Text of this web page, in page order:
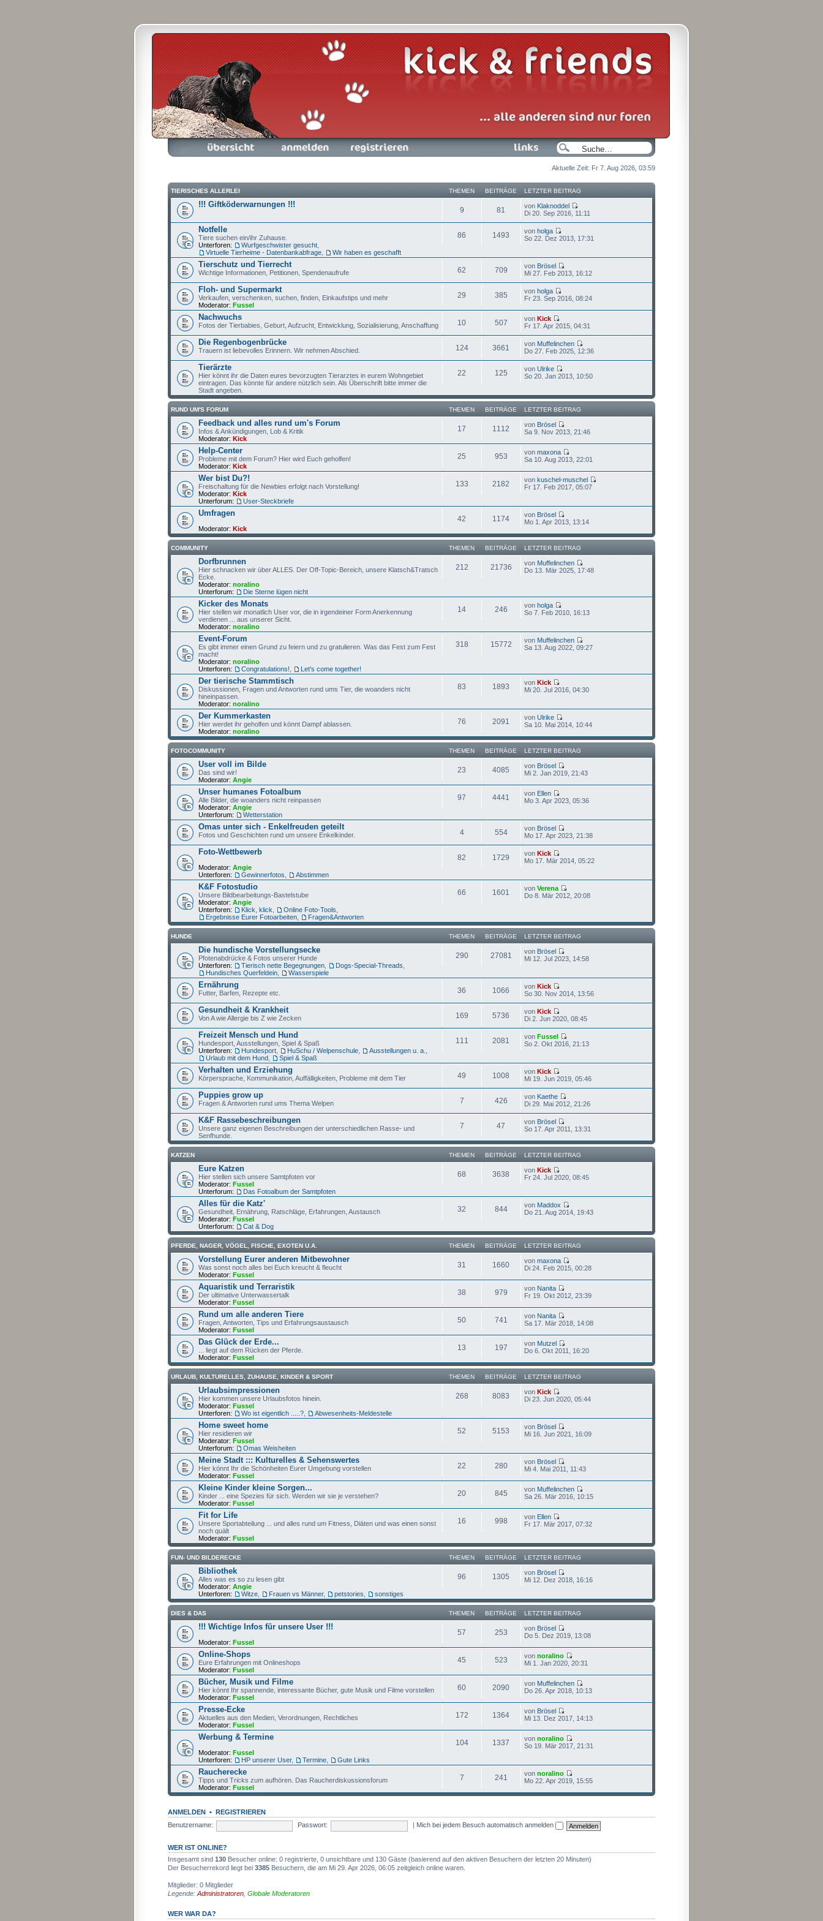
Foren-Übersicht Anmelden Registrieren Links
Aktuelle Zeit: Fr 7. Aug 2026, 03:59
TIERISCHES ALLERLEI THEMEN BEITRÄGE LETZTER BEITRAG
!!! Giftköderwarnungen !!!
9 81 von Klaknoddel
Di 20. Sep 2016, 11:11
Notfelle
Tiere suchen ein/ihr Zuhause.
Unterforen:
Wurfgeschwister gesucht
Virtuelle Tierheime - Datenbankabfrage
Wir haben es geschafft
86 1493 von holga
So 22. Dez 2013, 17:31
Tierschutz und Tierrecht
Wichtige Informationen, Petitionen, Spendenaufrufe 62 709 von Brösel
Mi 27. Feb 2013, 16:12
Floh- und Supermarkt
Verkaufen, verschenken, suchen, finden, Einkaufstips und mehr
Moderator: Fussel
29 385 von holga
Fr 23. Sep 2016, 08:24
Nachwuchs
Fotos der Tierbabies, Geburt, Aufzucht, Entwicklung, Sozialisierung, Anschaffung 10 507 von Kick
Fr 17. Apr 2015, 04:31
Die Regenbogenbrücke
Trauern ist liebevolles Erinnern. Wir nehmen Abschied. 124 3661 von Muffelinchen
Do 27. Feb 2025, 12:36
Tierärzte
Hier könnt ihr die Daten eures bevorzugten Tierarztes in eurem Wohngebiet
eintragen. Das könnte für andere nützlich sein. Als Überschrift bitte immer die
Stadt angeben.
22 125 von Ulrike
So 20. Jan 2013, 10:50
RUND UM'S FORUM THEMEN BEITRÄGE LETZTER BEITRAG
Feedback und alles rund um's Forum
Infos & Ankündigungen, Lob & Kritik
Moderator: Kick
17 1112 von Brösel
Sa 9. Nov 2013, 21:46
Help-Center
Probleme mit dem Forum? Hier wird Euch geholfen!
Moderator: Kick
25 953 von maxona
Sa 10. Aug 2013, 22:01
Wer bist Du?!
Freischaltung für die Newbies erfolgt nach Vorstellung!
Moderator: Kick
Unterforum:
User-Steckbriefe
133 2182 von kuschel-muschel
Fr 17. Feb 2017, 05:07
Umfragen
Moderator: Kick
42 1174 von Brösel
Mo 1. Apr 2013, 13:14
COMMUNITY THEMEN BEITRÄGE LETZTER BEITRAG
Dorfbrunnen
Hier schnacken wir über ALLES. Der Off-Topic-Bereich, unsere Klatsch&Tratsch
Ecke.
Moderator: noralino
Unterforum:
Die Sterne lügen nicht
212 21736 von Muffelinchen
Do 13. Mär 2025, 17:48
Kicker des Monats
Hier stellen wir monatlich User vor, die in irgendeiner Form Anerkennung
verdienen ... aus unserer Sicht.
Moderator: noralino
14 246 von holga
So 7. Feb 2010, 16:13
Event-Forum
Es gibt immer einen Grund zu feiern und zu gratulieren. Was das Fest zum Fest
macht!
Moderator: noralino
Unterforen:
Congratulations! Let's come together!
318 15772 von Muffelinchen
Sa 13. Aug 2022, 09:27
Der tierische Stammtisch
Diskussionen, Fragen und Antworten rund ums Tier, die woanders nicht
hineinpassen.
Moderator: noralino
83 1893 von Kick
Mi 20. Jul 2016, 04:30
Der Kummerkasten
Hier werdet ihr geholfen und könnt Dampf ablassen.
Moderator: noralino
76 2091 von Ulrike
Sa 10. Mai 2014, 10:44
FOTOCOMMUNITY THEMEN BEITRÄGE LETZTER BEITRAG
User voll im Bilde
Das sind wir!
Moderator: Angie
23 4085 von Brösel
Mi 2. Jan 2019, 21:43
Unser humanes Fotoalbum
Alle Bilder, die woanders nicht reinpassen
Moderator: Angie
Unterforum:
Wetterstation
97 4441 von Ellen
Mo 3. Apr 2023, 05:36
Omas unter sich - Enkelfreuden geteilt
Fotos und Geschichten rund um unsere Enkelkinder. 4 554 von Brösel
Mo 17. Apr 2023, 21:38
Foto-Wettbewerb
Moderator: Angie
Unterforen:
Gewinnerfotos Abstimmen
82 1729 von Kick
Mo 17. Mär 2014, 05:22
K&F Fotostudio
Unsere Bildbearbeitungs-Bastelstube
Moderator: Angie
Unterforen:
Klick, klick Online Foto-Tools
Ergebnisse Eurer Fotoarbeiten
Fragen&Antworten
66 1601 von Verena
Do 8. Mär 2012, 20:08
HUNDE THEMEN BEITRÄGE LETZTER BEITRAG
Die hundische Vorstellungsecke
Pfotenabdrücke & Fotos unserer Hunde
Unterforen:
Tierisch nette Begegnungen Dogs-Special-Threads
Hundisches Querfeldein
Wasserspiele
290 27081 von Brösel
Mi 12. Jul 2023, 14:58
Ernährung
Futter, Barfen, Rezepte etc. 36 1066 von Kick
So 30. Nov 2014, 13:56
Gesundheit & Krankheit
Von A wie Allergie bis Z wie Zecken 169 5736 von Kick
Di 2. Jun 2020, 08:45
Freizeit Mensch und Hund
Hundesport, Ausstellungen, Spiel & Spaß
Unterforen:
Hundesport HuSchu / Welpenschule Ausstellungen u. a.
Urlaub mit dem Hund
Spiel & Spaß
111 2081 von Fussel
So 2. Okt 2016, 21:13
Verhalten und Erziehung
Körpersprache, Kommunikation, Auffälligkeiten, Probleme mit dem Tier 49 1008 von Kick
Mi 19. Jun 2019, 05:46
Puppies grow up
Fragen & Antworten rund ums Thema Welpen 7 426 von Kaethe
Di 29. Mai 2012, 21:26
K&F Rassebeschreibungen
Unsere ganz eigenen Beschreibungen der unterschiedlichen Rasse- und
Senfhunde.
7 47 von Brösel
So 17. Apr 2011, 13:31
KATZEN THEMEN BEITRÄGE LETZTER BEITRAG
Eure Katzen
Hier stellen sich unsere Samtpfoten vor
Moderator: Fussel
Unterforum:
Das Fotoalbum der Samtpfoten
68 3638 von Kick
Fr 24. Jul 2020, 08:45
Alles für die Katz'
Gesundheit, Ernährung, Ratschläge, Erfahrungen, Austausch
Moderator: Fussel
Unterforum:
Cat & Dog
32 844 von Maddox
Do 21. Aug 2014, 19:43
PFERDE, NAGER, VÖGEL, FISCHE, EXOTEN U.A. THEMEN BEITRÄGE LETZTER BEITRAG
Vorstellung Eurer anderen Mitbewohner
Was sonst noch alles bei Euch kreucht & fleucht
Moderator: Fussel
31 1660 von maxona
Di 24. Feb 2015, 00:28
Aquaristik und Terraristik
Der ultimative Unterwassertalk
Moderator: Fussel
38 979 von Nanita
Fr 19. Okt 2012, 23:39
Rund um alle anderen Tiere
Fragen, Antworten, Tips und Erfahrungsaustausch
Moderator: Fussel
50 741 von Nanita
Sa 17. Mär 2018, 14:08
Das Glück der Erde...
... liegt auf dem Rücken der Pferde.
Moderator: Fussel
13 197 von Mutzel
Do 6. Okt 2011, 16:20
URLAUB, KULTURELLES, ZUHAUSE, KINDER & SPORT THEMEN BEITRÄGE LETZTER BEITRAG
Urlaubsimpressionen
Hier kommen unsere Urlaubsfotos hinein.
Moderator: Fussel
Unterforen:
Wo ist eigentlich .....? Abwesenheits-Meldestelle
268 8083 von Kick
Di 23. Jun 2020, 05:44
Home sweet home
Hier residieren wir
Moderator: Fussel
Unterforum:
Omas Weisheiten
52 5153 von Brösel
Mi 16. Jun 2021, 16:09
Meine Stadt ::: Kulturelles & Sehenswertes
Hier könnt Ihr die Schönheiten Eurer Umgebung vorstellen
Moderator: Fussel
22 280 von Brösel
Mi 4. Mai 2011, 11:43
Kleine Kinder kleine Sorgen...
Kinder ... eine Spezies für sich. Werden wir sie je verstehen?
Moderator: Fussel
20 845 von Muffelinchen
Sa 26. Mär 2016, 10:15
Fit for Life
Unsere Sportabteilung ... und alles rund um Fitness, Diäten und was einen sonst
noch quält
Moderator: Fussel
16 998 von Ellen
Fr 17. Mär 2017, 07:32
FUN- UND BILDERECKE THEMEN BEITRÄGE LETZTER BEITRAG
Bibliothek
Alles was es so zu lesen gibt
Moderator: Angie
Unterforen:
Witze Frauen vs Männer, petstories sonstiges
96 1305 von Brösel
Mi 12. Dez 2018, 16:16
DIES & DAS THEMEN BEITRÄGE LETZTER BEITRAG
!!! Wichtige Infos für unsere User !!!
Moderator: Fussel
57 253 von Brösel
Do 5. Dez 2019, 13:08
Online-Shops
Eure Erfahrungen mit Onlineshops
Moderator: Fussel
45 523 von noralino
Mi 1. Jan 2020, 20:31
Bücher, Musik und Filme
Hier könnt Ihr spannende, interessante Bücher, gute Musik und Filme vorstellen
Moderator: Fussel
60 2090 von Muffelinchen
Do 26. Apr 2018, 10:13
Presse-Ecke
Aktuelles aus den Medien, Verordnungen, Rechtliches
Moderator: Fussel
172 1364 von Brösel
Mi 13. Dez 2017, 14:13
Werbung & Termine
Moderator: Fussel
Unterforen:
HP unserer User, Termine Gute Links
104 1337 von noralino
So 19. Mär 2017, 21:31
Raucherecke
Tipps und Tricks zum aufhören. Das Raucherdiskussionsforum
Moderator: Fussel
7 241 von noralino
Mo 22. Apr 2019, 15:55
ANMELDEN • REGISTRIEREN
Benutzername:
Passwort: Mich bei jedem Besuch automatisch anmelden
WER IST ONLINE?
Insgesamt sind 130 Besucher online: 0 registrierte, 0 unsichtbare und 130 Gäste (basierend auf den aktiven Besuchern der letzten 20 Minuten)
Der Besucherrekord liegt bei 3385 Besuchern, die am Mi 29. Apr 2026, 06:05 zeitgleich online waren.
Mitglieder: 0 Mitglieder
Legende: Administratoren Globale Moderatoren
WER WAR DA?